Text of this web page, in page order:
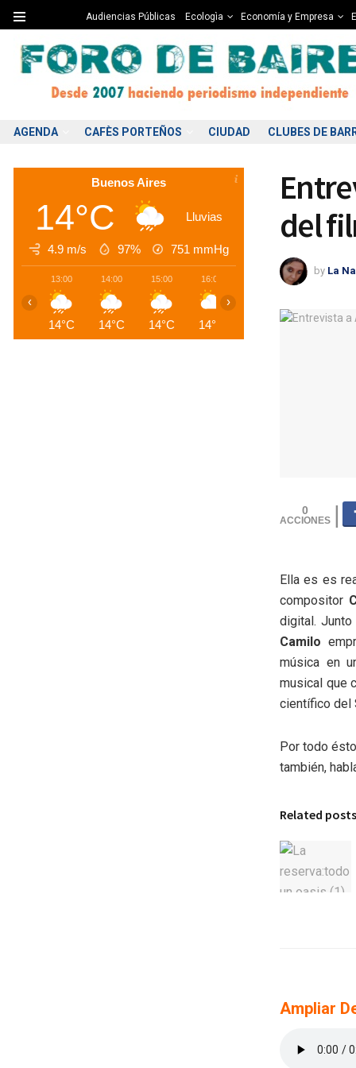
Audiencias Públicas Ecologìa Economía y Empresa
AGENDA CAFÈS PORTEÑOS CIUDAD CLUBES DE
del
by La
0
Ella es es
compositor
digital. Junto
Camilo
música en
musical que
científico del
Por todo
también,
Related posts
Ampliar
Buenos Aires
14°C Lluvias
4.9 m/s 97% 751 mmHg
13:00
14°C
14:00
14°C
15:00
14°C
16:00
14°C
18:00
11°C
‹ ›